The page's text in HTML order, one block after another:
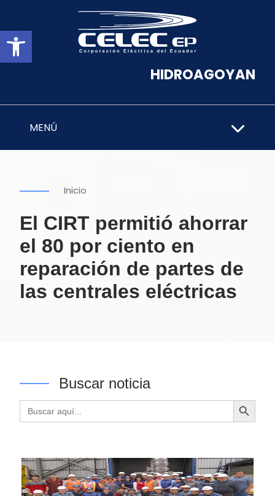
Abrir barra de herramientas
HIDROAGOYAN
MENÚ
Inicio
El CIRT permitió ahorrar
el 80 por ciento en
reparación de partes de
las centrales eléctricas
Buscar noticia
Buscar: Botón de búsqueda